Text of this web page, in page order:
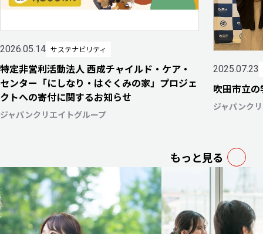
2026.05.14 サステナビリティ
特定非営利活動法人 西成チャイルド・ケア・
センター「にしなり・はぐくみの家」プロジェ
クトへの寄付に関するお知らせ
ジャパンクリエイトグループ
2025.07.23
吹田市立
ジャパンク
もっと見る